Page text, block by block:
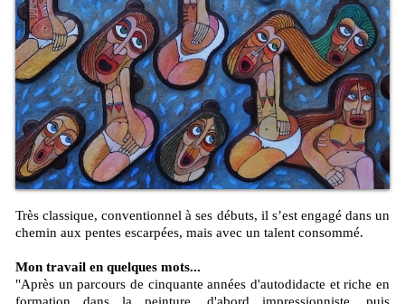
Très classique, conventionnel à ses débuts, il s’est engagé dans un
chemin aux pentes escarpées, mais avec un talent consommé.
Mon travail en quelques mots...
"Après un parcours de cinquante années d'autodidacte et riche en